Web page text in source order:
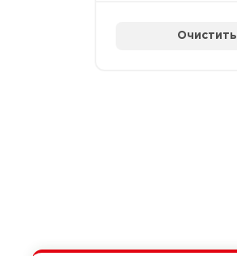
Очистить